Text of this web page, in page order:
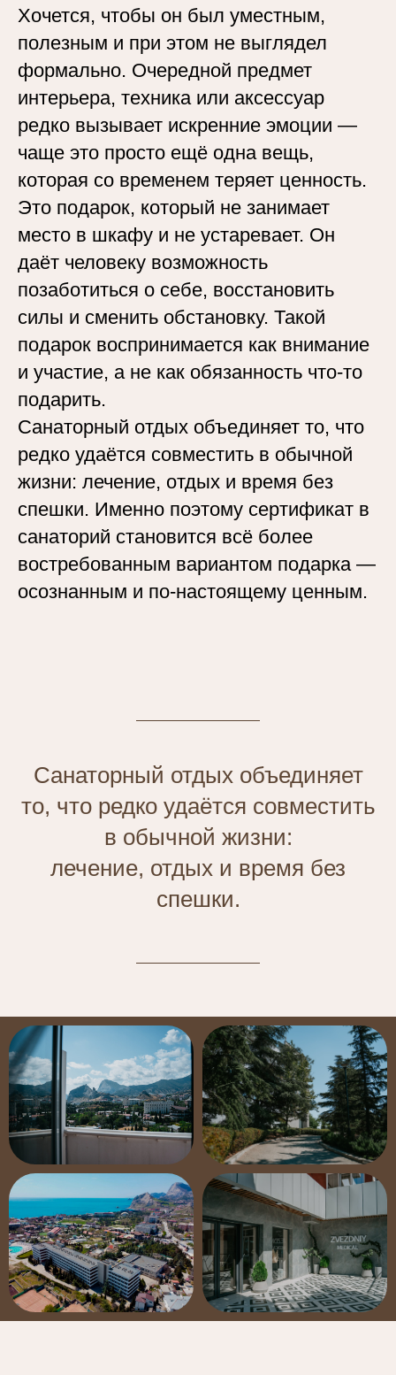
Хочется, чтобы он был уместным,
полезным и при этом не выглядел
формально. Очередной предмет
интерьера, техника или аксессуар
редко вызывает искренние эмоции —
чаще это просто ещё одна вещь,
которая со временем теряет ценность.
Это подарок, который не занимает
место в шкафу и не устаревает. Он
даёт человеку возможность
позаботиться о себе, восстановить
силы и сменить обстановку. Такой
подарок воспринимается как внимание
и участие, а не как обязанность что-то
подарить.
Санаторный отдых объединяет то, что
редко удаётся совместить в обычной
жизни: лечение, отдых и время без
спешки. Именно поэтому сертификат в
санаторий становится всё более
востребованным вариантом подарка —
осознанным и по-настоящему ценным.
Санаторный отдых объединяет
то, что редко удаётся совместить
в обычной жизни:
лечение, отдых и время без
спешки.